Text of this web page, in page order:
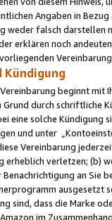
Angaben in
weder falsch darstellen
erklären noch
Kündigung
beginnt mit
durch schriftliche
eine solche Kündigung
und unter
Vereinbarung
erheblich verletzen; (b)
Benachrichtigung an Sie
ausgesetzt
sind, dass die Marke
im